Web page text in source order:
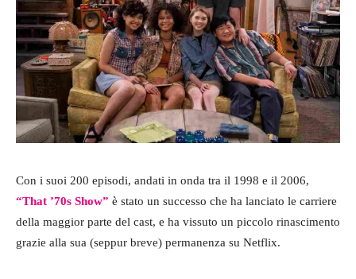
Con i suoi 200 episodi, andati in onda tra il 1998 e il 2006,
“That ’70s Show” è stato un successo che ha lanciato le carriere
della maggior parte del cast, e ha vissuto un piccolo rinascimento
grazie alla sua (seppur breve) permanenza su Netflix.